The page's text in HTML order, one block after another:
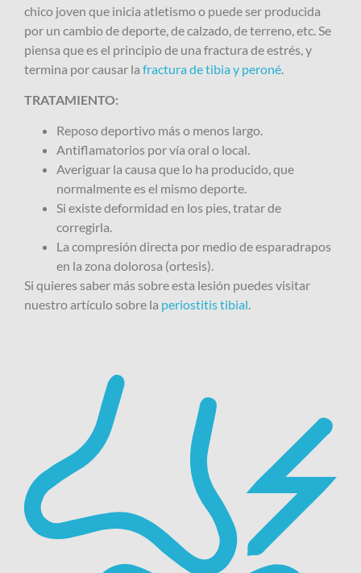
chico joven que inicia atletismo o puede ser producida
por un cambio de deporte, de calzado, de terreno, etc. Se
piensa que es el principio de una fractura de estrés, y
termina por causar la fractura de tibia y peroné
TRATAMIENTO:
Reposo deportivo más o menos largo.
Antiflamatorios por vía oral o local.
Averiguar la causa que lo ha producido, que
normalmente es el mismo deporte.
Si existe deformidad en los pies, tratar de
corregirla.
La compresión directa por medio de esparadrapos
en la zona dolorosa (ortesis).
Si quieres saber más sobre esta lesión puedes visitar
nuestro artículo sobre la periostitis tibial.